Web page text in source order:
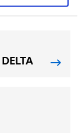
DELTA